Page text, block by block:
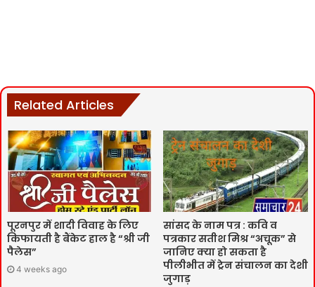
Related Articles
पूरनपुर में शादी विवाह के लिए
किफायती है बैंकेट हाल है “श्री जी
पैलेस”
4 weeks ago
सांसद के नाम पत्र : कवि व
पत्रकार सतीश मिश्र “अचूक” से
जानिए क्या हो सकता है
पीलीभीत में ट्रेन संचालन का देशी
जुगाड़